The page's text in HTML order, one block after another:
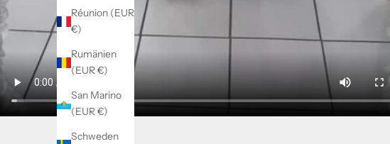
Réunion (EUR
€)
Rumänien
(EUR €)
San Marino
(EUR €)
Schweden